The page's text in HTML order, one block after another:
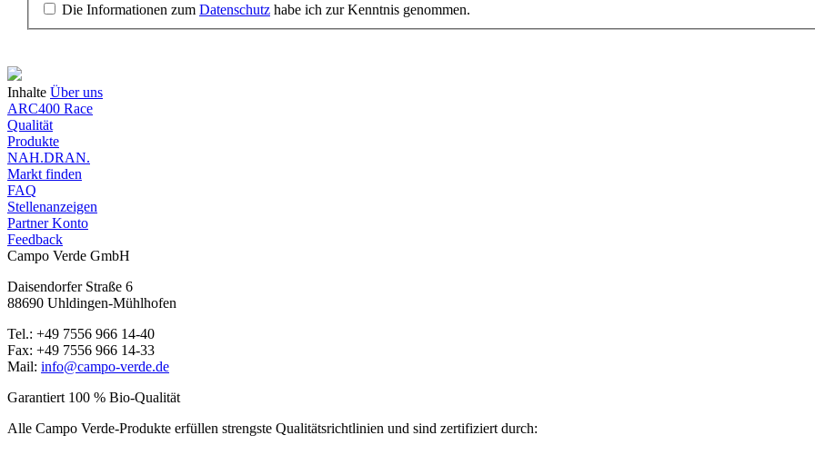
Die Informationen zum Datenschutz habe ich zur Kenntnis genommen.
Inhalte Über uns
ARC400 Race
Qualität
Produkte
NAH.DRAN.
Markt finden
FAQ
Stellenanzeigen
Partner Konto
Feedback
Campo Verde GmbH
Daisendorfer Straße 6
88690 Uhldingen-Mühlhofen
Tel.: +49 7556 966 14-40
Fax: +49 7556 966 14-33
Mail: info@campo-verde.de
Garantiert 100 % Bio-Qualität
Alle Campo Verde-Produkte erfüllen strengste Qualitäts­richtlinien und sind zertifiziert durch: